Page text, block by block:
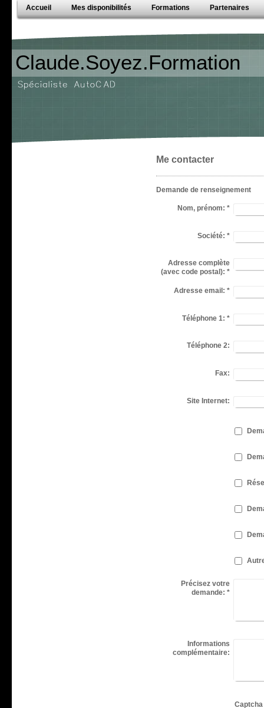
Accueil Mes disponibilités Formations Partenaires
Claude.Soyez.Formation
Me contacter
Demande de renseignement
Nom, prénom: *
Société: *
Adresse complète
(avec code postal): *
Adresse email: *
Téléphone 1: *
Téléphone 2:
Fax:
Site Internet:
Précisez votre
demande: *
Informations
complémentaire: